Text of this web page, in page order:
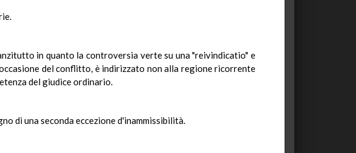
in quanto la controversia verte su una "reivindicatio" e
del conflitto, è indirizzato non alla regione ricorrente
del giudice ordinario.
di una seconda eccezione d'inammissibilità.